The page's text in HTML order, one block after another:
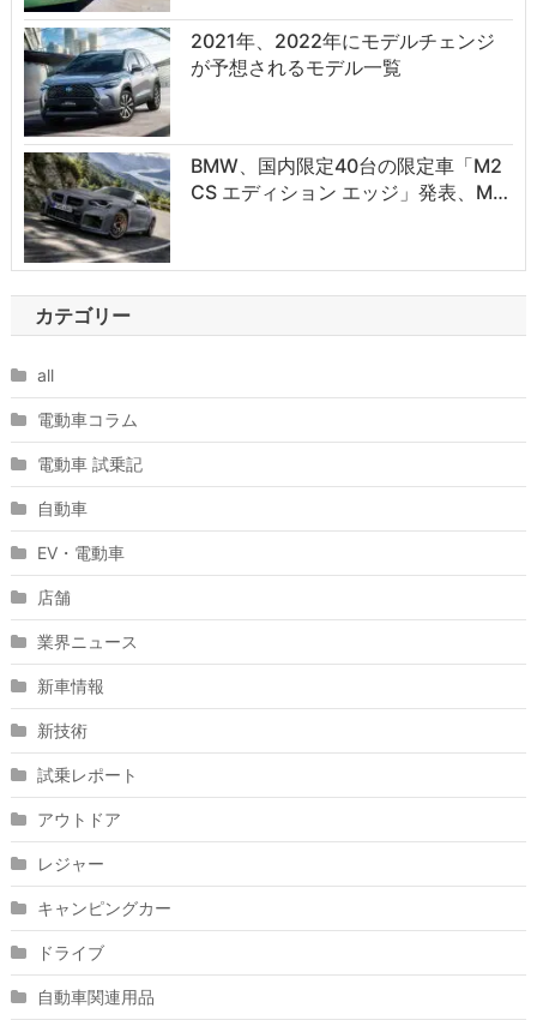
2021年、2022年にモデルチェンジ
が予想されるモデル一覧
BMW、国内限定40台の限定車「M2
CS エディション エッジ」発表、M…
カテゴリー
all
電動車コラム
電動車 試乗記
自動車
EV・電動車
店舗
業界ニュース
新車情報
新技術
試乗レポート
アウトドア
レジャー
キャンピングカー
ドライブ
自動車関連用品